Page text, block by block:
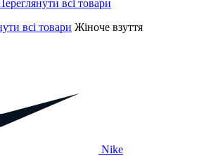
всі товари Жіноче взуття
Nike